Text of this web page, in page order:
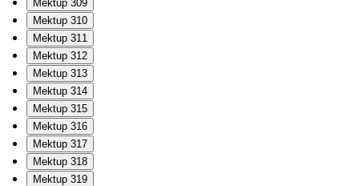
Mektup 309
Mektup 310
Mektup 311
Mektup 312
Mektup 313
Mektup 314
Mektup 315
Mektup 316
Mektup 317
Mektup 318
Mektup 319